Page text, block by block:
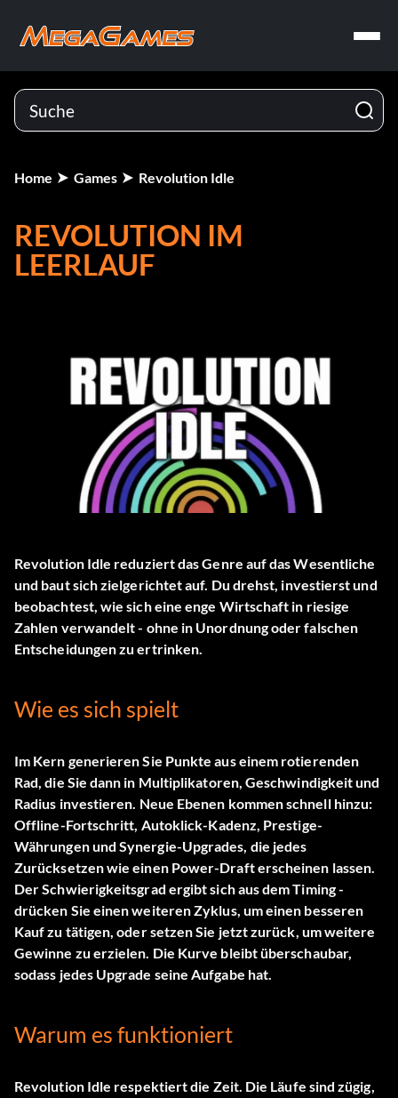
Home Games Revolution Idle
REVOLUTION IM
LEERLAUF
Revolution Idle reduziert das Genre auf das Wesentliche
und baut sich zielgerichtet auf. Du drehst, investierst und
beobachtest, wie sich eine enge Wirtschaft in riesige
Zahlen verwandelt - ohne in Unordnung oder falschen
Entscheidungen zu ertrinken.
Wie es sich spielt
Im Kern generieren Sie Punkte aus einem rotierenden
Rad, die Sie dann in Multiplikatoren, Geschwindigkeit und
Radius investieren. Neue Ebenen kommen schnell hinzu:
Offline-Fortschritt, Autoklick-Kadenz, Prestige-
Währungen und Synergie-Upgrades, die jedes
Zurücksetzen wie einen Power-Draft erscheinen lassen.
Der Schwierigkeitsgrad ergibt sich aus dem Timing -
drücken Sie einen weiteren Zyklus, um einen besseren
Kauf zu tätigen, oder setzen Sie jetzt zurück, um weitere
Gewinne zu erzielen. Die Kurve bleibt überschaubar,
sodass jedes Upgrade seine Aufgabe hat.
Warum es funktioniert
Revolution Idle respektiert die Zeit. Die Läufe sind zügig,